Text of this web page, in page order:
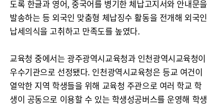
도록 한글과 영어, 중국어를 병기한 체납고지서와 안내문을
발송하는 등 외국인 맞춤형 체납징수 활동을 전개해 외국인
납세의식을 고취하고 만족도를 높였다.
교육청 중에서는 광주광역시교육청과 인천광역시교육청이
우수기관으로 선정됐다. 인천광역시교육청은 등교 여건이
열악한 지역 학생들을 위해 교육청 주관으로 여러 학교 학
생이 공동으로 이용할 수 있는 학생성공버스를 운영해 학생